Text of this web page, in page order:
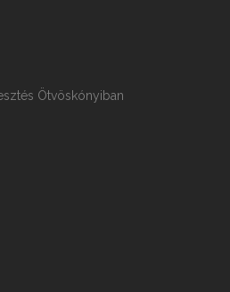
Ötvöskónyiban